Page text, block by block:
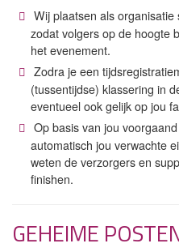
Wij plaatsen als
zodat volgers op de hoogte
het evenement.
Zodra je een
(tussentijdse) klassering in
eventueel ook gelijk op jou
Op basis van jou
automatisch jou verwachte
weten de verzorgers en
finishen.
GEHEIME